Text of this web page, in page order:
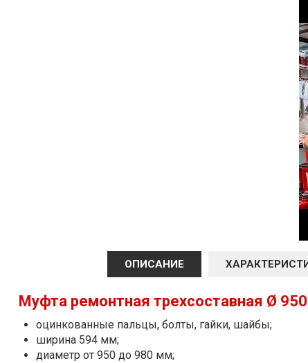
ОПИСАНИЕ
Муфта ремонтная трехсоставная Ø
оцинкованные пальцы, болты, гайки, шайбы;
ширина 594 мм;
диаметр от 950 до 980 мм;